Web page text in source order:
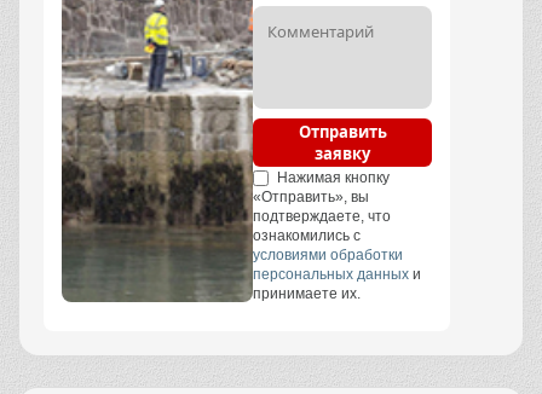
Отправить
заявку
Нажимая кнопку
«Отправить», вы
подтверждаете, что
ознакомились с
условиями обработки
персональных данных и
принимаете их.